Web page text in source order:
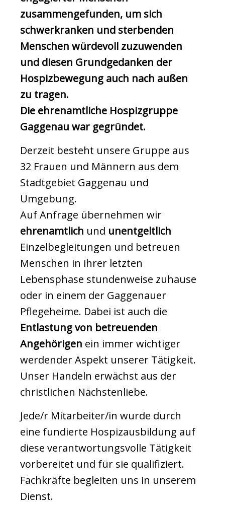
zusammengefunden, um sich
schwerkranken und sterbenden
Menschen würdevoll zuzuwenden
und diesen Grundgedanken der
Hospizbewegung auch nach außen
zu tragen.
Die ehrenamtliche Hospizgruppe
Gaggenau war gegründet.
Derzeit besteht unsere Gruppe aus
32 Frauen und Männern aus dem
Stadtgebiet Gaggenau und
Umgebung.
Auf Anfrage übernehmen wir
ehrenamtlich und unentgeltlich
Einzelbegleitungen und betreuen
Menschen in ihrer letzten
Lebensphase stundenweise zuhause
oder in einem der Gaggenauer
Pflegeheime. Dabei ist auch die
Entlastung von betreuenden
Angehörigen ein immer wichtiger
werdender Aspekt unserer Tätigkeit.
Unser Handeln erwächst aus der
christlichen Nächstenliebe.
Jede/r Mitarbeiter/in wurde durch
eine fundierte Hospizausbildung auf
diese verantwortungsvolle Tätigkeit
vorbereitet und für sie qualifiziert.
Fachkräfte begleiten uns in unserem
Dienst.